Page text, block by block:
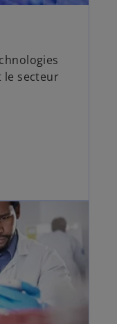
secteur